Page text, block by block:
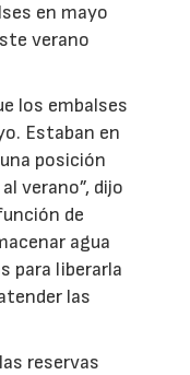
en mayo
verano
los embalses
Estaban en
posición
verano”, dijo
de
agua
para liberarla
las
reservas